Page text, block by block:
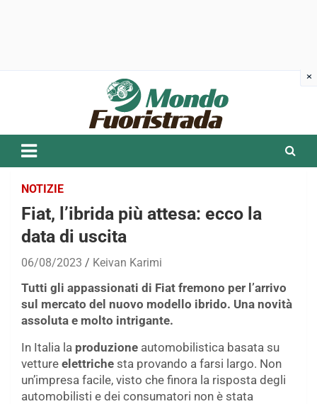
NOTIZIE
Fiat, l’ibrida più attesa: ecco la
data di uscita
06/08/2023 Keivan Karimi
Tutti gli appassionati di Fiat fremono per l’arrivo
sul mercato del nuovo modello ibrido. Una novità
assoluta e molto intrigante.
In Italia la produzione automobilistica basata su
vetture elettriche sta provando a farsi largo. Non
un’impresa facile, visto che finora la risposta degli
automobilisti e dei consumatori non è stata